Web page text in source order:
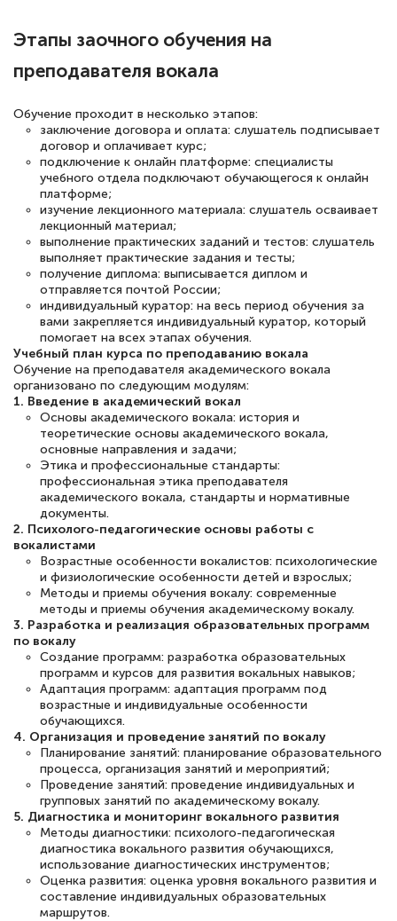
12 марта 2026
Спасибо большое Академии! Грамотное,
понятно! Проходила повышение
квалификации. Ещё раз - СПАСИБО!
Елена Петрикс
Знаток города 5 уровня
11 марта 2026
Всем добрый день! Я прошла курс
повышени каалификации по
специальности «Тренер-преподаватель
по тяжелой атлетике»! Хочется
подчеркуть, что при обращении
оперативно связались со мной
специалисты, ответили на все
интересующие вопросы и в течении
двух…
Светлана К
Знаток города 7 уровня
10 марта 2026
Оставила заявку на обучение онлайн, мне
быстро ответили, разъяснили все детали.
Обучение понравилось: огромное
количество тематической литературы,
пособий и учебников доступно на время
прохождения курса, удобная система
аттестации, проблем не возникло ни на
каком этапе…
Этапы заочного обучения на
преподавателя вокала
Обучение проходит в несколько этапов:
заключение договора и оплата: слушатель подписывает
договор и оплачивает курс;
подключение к онлайн платформе: специалисты
учебного отдела подключают обучающегося к онлайн
платформе;
изучение лекционного материала: слушатель осваивает
лекционный материал;
выполнение практических заданий и тестов: слушатель
выполняет практические задания и тесты;
получение диплома: выписывается диплом и
отправляется почтой России;
индивидуальный куратор: на весь период обучения за
вами закрепляется индивидуальный куратор, который
помогает на всех этапах обучения.
Учебный план курса по преподаванию вокала
Обучение на преподавателя академического вокала
организовано по следующим модулям:
1. Введение в академический вокал
Основы академического вокала: история и
теоретические основы академического вокала,
основные направления и задачи;
Этика и профессиональные стандарты:
профессиональная этика преподавателя
академического вокала, стандарты и нормативные
документы.
2. Психолого-педагогические основы работы с
вокалистами
Возрастные особенности вокалистов: психологические
и физиологические особенности детей и взрослых;
Методы и приемы обучения вокалу: современные
методы и приемы обучения академическому вокалу.
3. Разработка и реализация образовательных программ
по вокалу
Создание программ: разработка образовательных
программ и курсов для развития вокальных навыков;
Адаптация программ: адаптация программ под
возрастные и индивидуальные особенности
обучающихся.
4. Организация и проведение занятий по вокалу
Планирование занятий: планирование образовательного
процесса, организация занятий и мероприятий;
Проведение занятий: проведение индивидуальных и
групповых занятий по академическому вокалу.
5. Диагностика и мониторинг вокального развития
Методы диагностики: психолого-педагогическая
диагностика вокального развития обучающихся,
использование диагностических инструментов;
Оценка развития: оценка уровня вокального развития и
составление индивидуальных образовательных
маршрутов.